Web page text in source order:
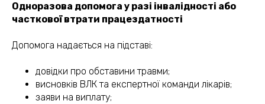
Одноразова допомога у разі інвалідності або
часткової втрати працездатності
Допомога надається на підставі:
довідки про обставини травми;
висновків ВЛК та експертної команди лікарів;
заяви на виплату;